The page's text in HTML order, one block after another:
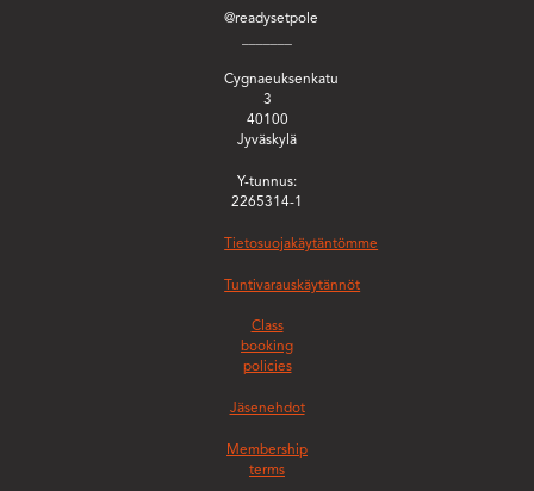
@readysetpole
Cygnaeuksenkatu
3
40100
Jyväskylä
Y-tunnus:
2265314-1
Tietosuojakäytäntömme
Tuntivarauskäytännöt
Class
booking
policies
Jäsenehdot
Membership
terms